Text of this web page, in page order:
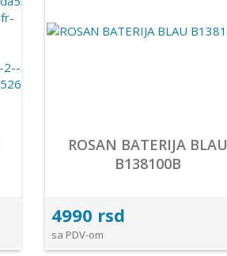
ROSAN BATERIJA BLAU
B138100B
4990 rsd
sa PDV-om